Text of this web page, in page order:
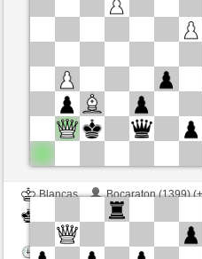
Tiempo: 10 minutes/side + 0
Blancas
Bocaraton (1399)
BingoTheRooket
Tiempo: 10 minutes/side + 0